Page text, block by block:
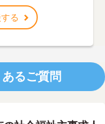
る
るご質問